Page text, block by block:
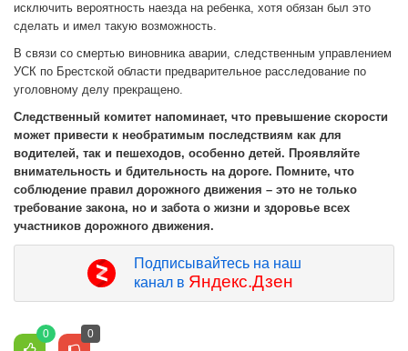
исключить вероятность наезда на ребенка, хотя обязан был это
сделать и имел такую возможность.
В связи со смертью виновника аварии, следственным управлением
УСК по Брестской области предварительное расследование по
уголовному делу прекращено.
Следственный комитет напоминает, что превышение скорости
может привести к необратимым последствиям как для
водителей, так и пешеходов, особенно детей. Проявляйте
внимательность и бдительность на дороге. Помните, что
соблюдение правил дорожного движения – это не только
требование закона, но и забота о жизни и здоровье всех
участников дорожного движения.
Подписывайтесь на наш
канал в Яндекс.Дзен
0 0